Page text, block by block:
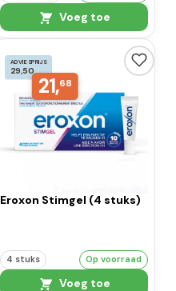
Voeg toe
ADVIESPRIJS
29,50
21,68
Eroxon Stimgel (4 stuks)
4 stuks Op voorraad
Voeg toe